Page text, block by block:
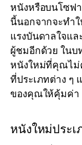
หนังหรือบนโซฟ
นี้นอกจากจะทำ
แรงบันดาลใจแ
ผู้ชมอีกด้วย ในบ
หนังใหม่ที่คุณไม่
ที่ประเภทต่าง ๆ
ของคุณให้คุ้มค่า
หนังใหม่ประ